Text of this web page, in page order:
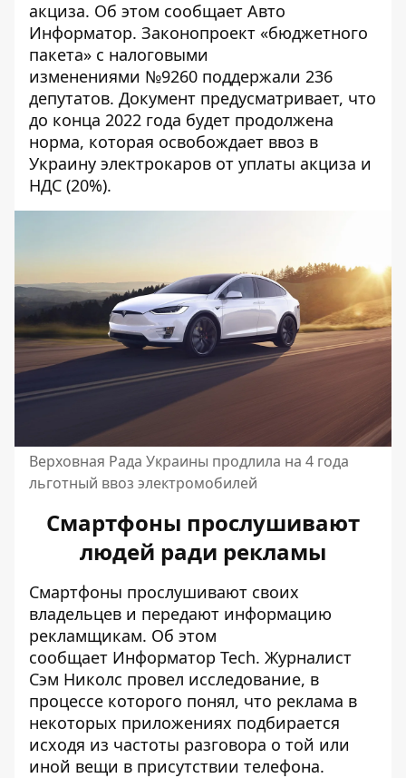
акциза. Об этом сообщает Авто
Информатор. Законопроект «бюджетного
пакета» с налоговыми
изменениями №9260 поддержали 236
депутатов. Документ предусматривает, что
до конца 2022 года будет продолжена
норма, которая освобождает ввоз в
Украину электрокаров от уплаты акциза и
НДС (20%).
Верховная Рада Украины продлила на 4 года
льготный ввоз электромобилей
Смартфоны прослушивают
людей ради рекламы
Смартфоны прослушивают своих
владельцев и передают информацию
рекламщикам. Об этом
сообщает Информатор Tech. Журналист
Сэм Николс провел исследование, в
процессе которого понял, что реклама в
некоторых приложениях подбирается
исходя из частоты разговора о той или
иной вещи в присутствии телефона.